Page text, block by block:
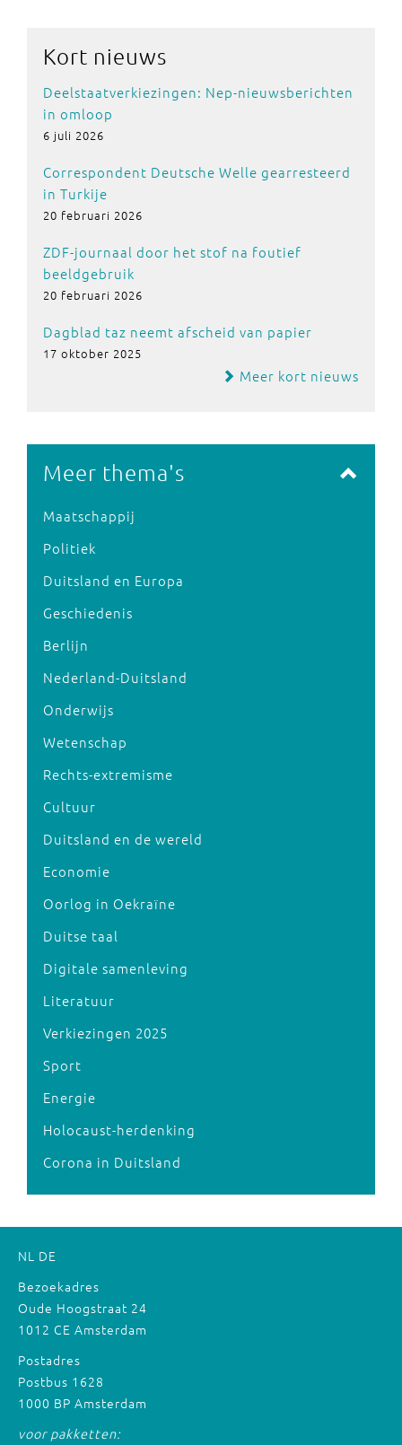
Kort nieuws
Deelstaatverkiezingen: Nep-nieuwsberichten
in omloop
6 juli 2026
Correspondent Deutsche Welle gearresteerd
in Turkije
20 februari 2026
ZDF-journaal door het stof na foutief
beeldgebruik
20 februari 2026
Dagblad taz neemt afscheid van papier
17 oktober 2025
Meer kort nieuws
Meer thema's
Maatschappij
Politiek
Duitsland en Europa
Geschiedenis
Berlijn
Nederland-Duitsland
Onderwijs
Wetenschap
Rechts-extremisme
Cultuur
Duitsland en de wereld
Economie
Oorlog in Oekraïne
Duitse taal
Digitale samenleving
Literatuur
Verkiezingen 2025
Sport
Energie
Holocaust-herdenking
Corona in Duitsland
NL DE
Bezoekadres
Oude Hoogstraat 24
1012 CE Amsterdam
Postadres
Postbus 1628
1000 BP Amsterdam
voor pakketten: